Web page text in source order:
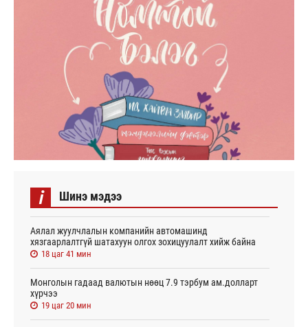
i Шинэ мэдээ
Аялал жуулчлалын компанийн автомашинд
хязгаарлалтгүй шатахуун олгох зохицуулалт хийж байна
18 цаг 41 мин
Монголын гадаад валютын нөөц 7.9 тэрбум ам.долларт
хүрчээ
19 цаг 20 мин